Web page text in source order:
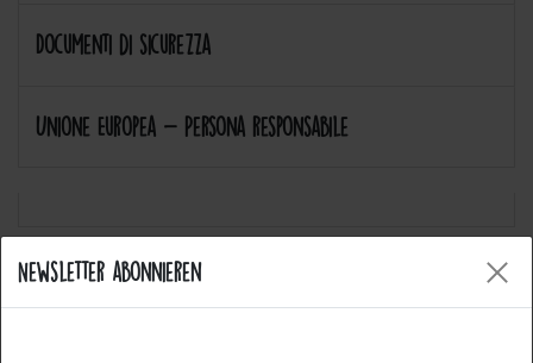
Newsletter abonnieren
Documenti di sicurezza
Unione Europea - Persona responsabile